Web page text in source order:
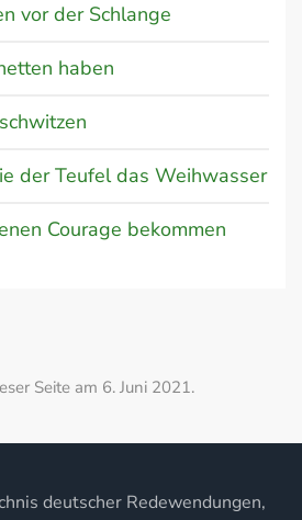
vor der Schlange
haben
der Teufel das Weihwasser
Courage bekommen
Seite am 6. Juni 2021.
deutscher Redewendungen,